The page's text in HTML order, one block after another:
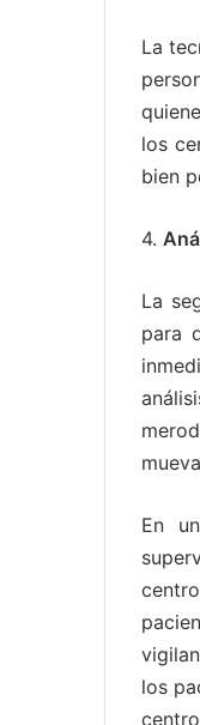
La
los
bien
4.
La
para
En
los